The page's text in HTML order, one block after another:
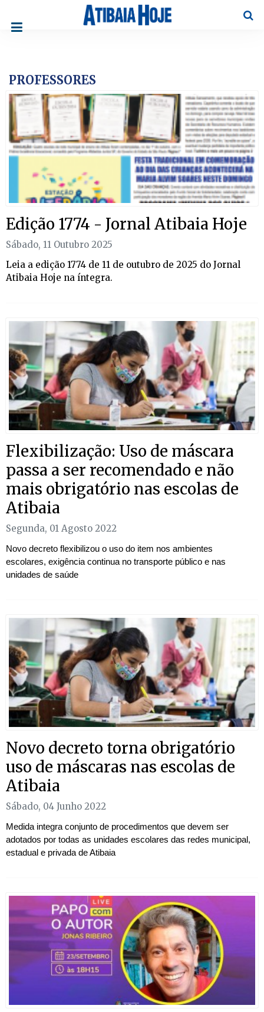
PROFESSORES
Edição 1774 - Jornal Atibaia Hoje
Sábado, 11 Outubro 2025
Leia a edição 1774 de 11 de outubro de 2025 do Jornal
Atibaia Hoje na íntegra.
Flexibilização: Uso de máscara
passa a ser recomendado e não
mais obrigatório nas escolas de
Atibaia
Segunda, 01 Agosto 2022
Novo decreto flexibilizou o uso do item nos ambientes
escolares, exigência continua no transporte público e nas
unidades de saúde
Novo decreto torna obrigatório
uso de máscaras nas escolas de
Atibaia
Sábado, 04 Junho 2022
Medida integra conjunto de procedimentos que devem ser
adotados por todas as unidades escolares das redes municipal,
estadual e privada de Atibaia